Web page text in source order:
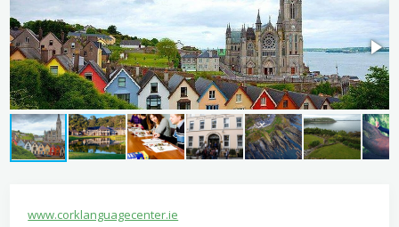
www.corklanguagecenter.ie